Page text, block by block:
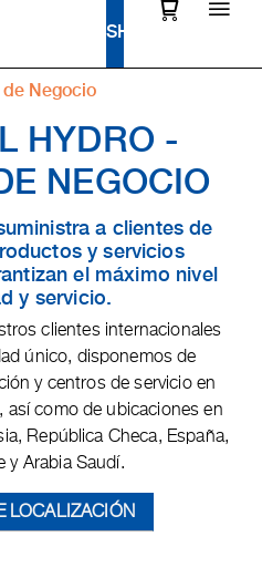
Negocio
HYDRO -
NEGOCIO
a clientes de
y servicios
el máximo nivel
y servicio.
clientes internacionales
único, disponemos de
y centros de servicio en
así como de ubicaciones en
República Checa, España,
y Arabia Saudí.
LOCALIZACIÓN